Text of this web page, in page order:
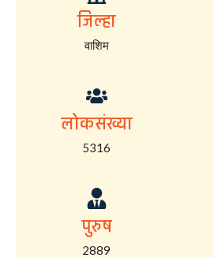
जिल्हा
वाशिम
लोकसंख्या
5316
पुरुष
2889